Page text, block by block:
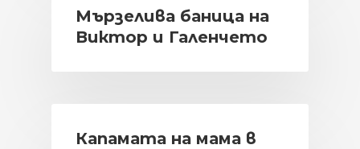
Мързелива баница на
Виктор и Галенчето
Капамата на мама в